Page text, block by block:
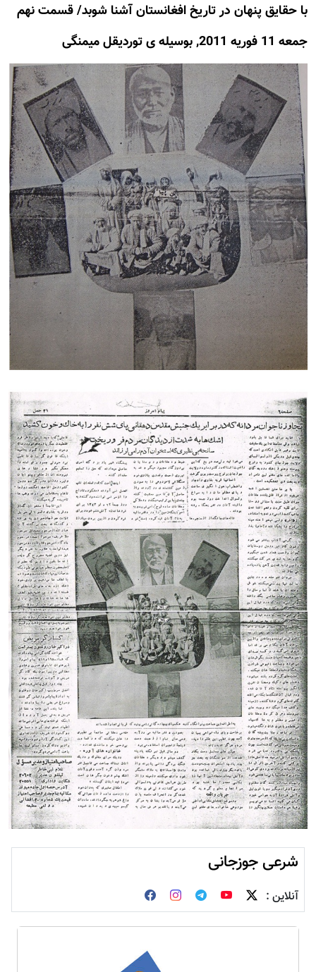
با حقایق پنهان در تاریخ افغانستان آشنا شوبد/ قسمت نهم
جمعه 11 فوريه 2011, بوسيله ى توردیقل میمنگی
شرعی جوزجانی
آنلاین :